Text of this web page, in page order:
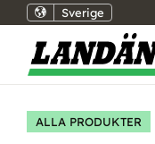
Sverige
ALLA PRODUKTER